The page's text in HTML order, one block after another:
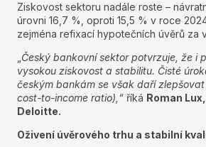
Ziskovost sektoru nadále roste –
úrovni 16,7 %, oproti 15,5 % v roce
zejména refixací hypotečních úvěrů za
Český bankovní sektor potvrzuje, že i
vysokou ziskovost a stabilitu. Čisté
českým bankám se však daří
cost-to-income ratio),“ říká Roman
Deloitte.
Oživení úvěrového trhu a stabilní